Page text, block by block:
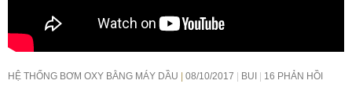
HỆ THỐNG BƠM OXY BẰNG MÁY DẦU 08/10/2017 BUI 16 PHẢN HỒI